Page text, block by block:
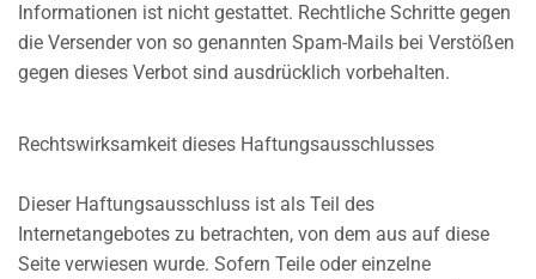
Informationen ist nicht gestattet. Rechtliche Schritte gegen
die Versender von so genannten Spam-Mails bei Verstößen
gegen dieses Verbot sind ausdrücklich vorbehalten.
Rechtswirksamkeit dieses Haftungsausschlusses
Dieser Haftungsausschluss ist als Teil des
Internetangebotes zu betrachten, von dem aus auf diese
Seite verwiesen wurde. Sofern Teile oder einzelne